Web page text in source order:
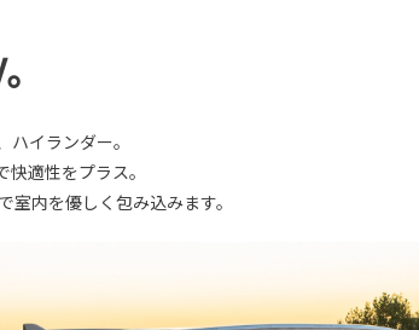
イランダー。
適性をプラス。
内を優しく包み込みます。